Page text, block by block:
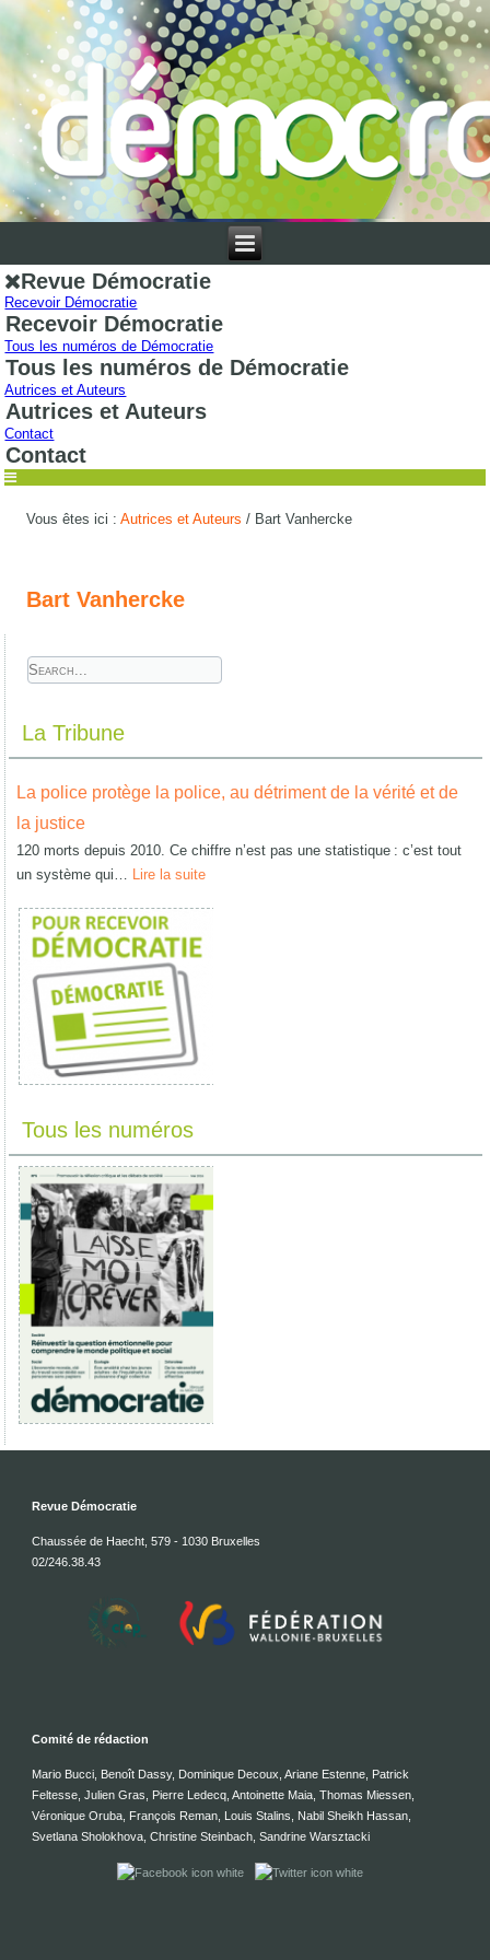
Revue Démocratie
Recevoir Démocratie
Recevoir Démocratie
Tous les numéros de Démocratie
Tous les numéros de Démocratie
Autrices et Auteurs
Autrices et Auteurs
Contact
Contact
Vous êtes ici :Autrices et Auteurs / Bart Vanhercke
Bart Vanhercke
La Tribune
La police protège la police, au détriment de la vérité et de
la justice
120 morts depuis 2010. Ce chiffre n’est pas une statistique : c’est tout
un système qui… Lire la suite
Tous les numéros
Revue Démocratie
Chaussée de Haecht, 579 - 1030 Bruxelles
02/246.38.43
Comité de rédaction
Mario Bucci, Benoît Dassy, Dominique Decoux, Ariane Estenne, Patrick
Feltesse, Julien Gras, Pierre Ledecq, Antoinette Maia, Thomas Miessen,
Véronique Oruba, François Reman, Louis Stalins, Nabil Sheikh Hassan,
Svetlana Sholokhova, Christine Steinbach, Sandrine Warsztacki